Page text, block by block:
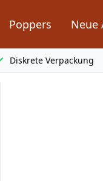
Poppers Neue
Diskrete Verpackung